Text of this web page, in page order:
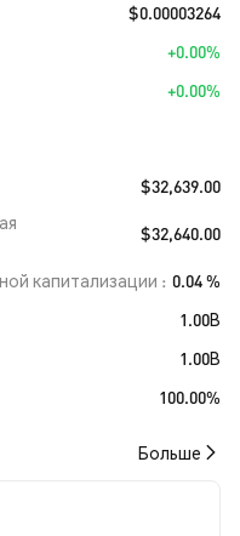
$0.00003264
+0.00%
+0.00%
$32,639.00
$32,640.00
капитализации
0.04 %
1.00B
1.00B
100.00%
Больше